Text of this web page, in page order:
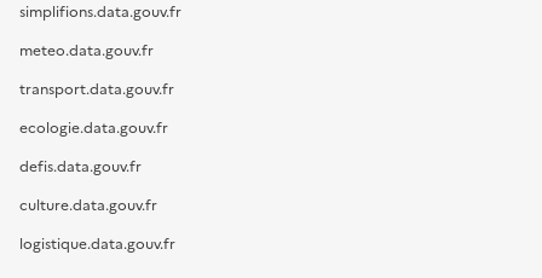
simplifions.data.gouv.fr
meteo.data.gouv.fr
transport.data.gouv.fr
ecologie.data.gouv.fr
defis.data.gouv.fr
culture.data.gouv.fr
logistique.data.gouv.fr